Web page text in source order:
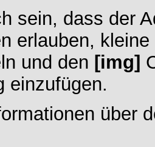
sein, dass der
erlauben,
und den [img]
einzufügen.
über